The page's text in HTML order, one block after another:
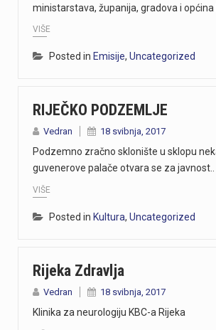
ministarstava, županija, gradova i općina
VIŠE
Posted in Emisije, Uncategorized
RIJEČKO PODZEMLJE
Vedran 18 svibnja, 2017
Podzemno zračno sklonište u sklopu
guvenerove palače otvara se za javnost..
VIŠE
Posted in Kultura, Uncategorized
Rijeka Zdravlja
Vedran 18 svibnja, 2017
Klinika za neurologiju KBC-a Rijeka